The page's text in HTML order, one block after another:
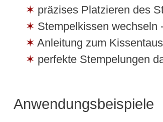
präzises Platzieren des
Stempelkissen wechseln
Anleitung zum
perfekte Stempelungen
Anwendungsbeispiele